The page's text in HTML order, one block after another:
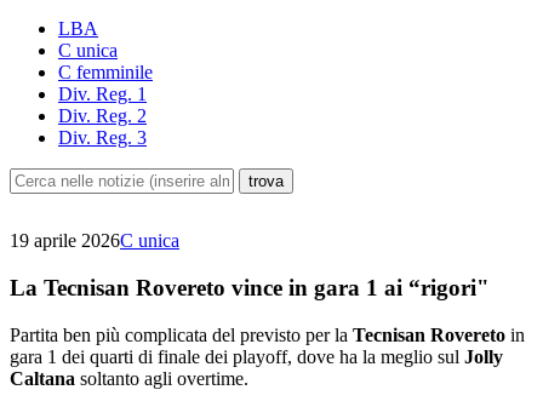
LBA
C unica
C femminile
Div. Reg. 1
Div. Reg. 2
Div. Reg. 3
19 aprile 2026C unica
La Tecnisan Rovereto vince in gara 1 ai “rigori"
Partita ben più complicata del previsto per la Tecnisan Rovereto in
gara 1 dei quarti di finale dei playoff, dove ha la meglio sul Jolly
Caltana soltanto agli overtime.